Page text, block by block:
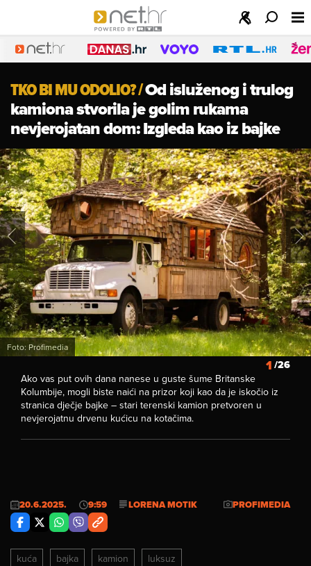
TKO BI MU ODOLIO?/Od isluženog i trulog
kamiona stvorila je golim rukama
nevjerojatan dom: Izgleda kao iz bajke
Foto: Profimedia
Ako vas put ovih dana nanese u guste šume Britanske
Kolumbije, mogli biste naići na prizor koji kao da je iskočio iz
stranica dječje bajke – stari terenski kamion pretvoren u
nevjerojatnu drvenu kućicu na kotačima.
1/26
20.6.2025. 9:59 LORENA MOTIK PROFIMEDIA
kuća bajka kamion luksuz